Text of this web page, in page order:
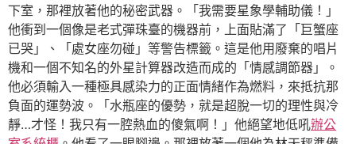
下室，那裡放著他的秘密武器。「我需要星象學輔助儀！」
他衝到一個像是老式彈珠臺的機器前，上面貼滿了「巨蟹座
已哭」、「處女座勿碰」等警告標籤。這是他用廢棄的唱片
機和一個不知名的外星計算器改造而成的「情感調節器」。
他必須輸入一種極具感染力的正面情緒作為燃料，來抵抗那
負面的運勢波。「水瓶座的優勢，就是超脫一切的理性與冷
靜…才怪！我只有一腔熱血的傻氣啊！」他絕望地低吼辦公